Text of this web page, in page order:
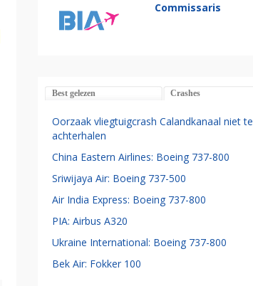
Commissaris
Best gelezen Crashes
Oorzaak vliegtuigcrash Calandkanaal niet te
achterhalen
China Eastern Airlines: Boeing 737-800
Sriwijaya Air: Boeing 737-500
Air India Express: Boeing 737-800
PIA: Airbus A320
Ukraine International: Boeing 737-800
Bek Air: Fokker 100